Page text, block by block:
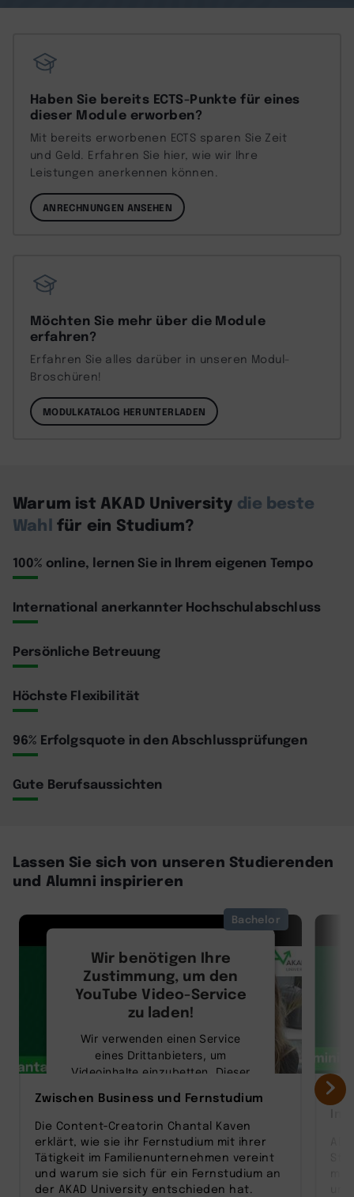
Haben Sie bereits ECTS-Punkte für eines
dieser Module erworben?
Mit bereits erworbenen ECTS sparen Sie Zeit
und Geld. Erfahren Sie hier, wie wir Ihre
Leistungen anerkennen können.
ANRECHNUNGEN ANSEHEN
Möchten Sie mehr über die Module
erfahren?
Erfahren Sie alles darüber in unseren Modul-
Broschüren!
MODULKATALOG HERUNTERLADEN
Warum ist AKAD University die beste
Wahl für ein Studium?
100% online, lernen Sie in Ihrem eigenen Tempo
International anerkannter Hochschulabschluss
Persönliche Betreuung
Höchste Flexibilität
96% Erfolgsquote in den Abschlussprüfungen
Gute Berufsaussichten
Lassen Sie sich von unseren Studierenden
und Alumni inspirieren
Bachelor
Wir benötigen Ihre
Zustimmung, um den
YouTube Video-Service
zu laden!
Wir verwenden einen Service
eines Drittanbieters, um
Videoinhalte einzubetten. Dieser
Aktivitäten sammeln. Bitte lesen
Sie die Details durch und stimmen
Sie der Nutzung des Service zu,
um dieses Video anzusehen.
Mehr Informationen
Zwischen Business und Fernstudium
Die Content‑Creatorin Chantal Kaven
erklärt, wie sie ihr Fernstudium mit ihrer
Tätigkeit im Familienunternehmen vereint
und warum sie sich für ein Fernstudium an
der AKAD University entschieden hat.